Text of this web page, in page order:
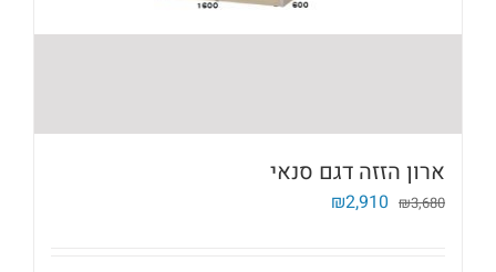
ארון הזזה דגם סנאי
₪3,680
המחיר₪2,910